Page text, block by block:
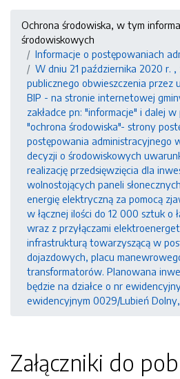
Ochrona środowiska, w tym
środowiskowych
Informacje o postępowaniach
W dniu 21 października 2020 r.
publicznego obwieszczenia przez
BIP - na stronie internetowej
zakładce pn: "informacje" i dalej w
"ochrona środowiska"- strony
postępowania administracyjnego
decyzji o środowiskowych
realizację przedsięwzięcia dla
wolnostojących paneli
energię elektryczną za pomocą
w łącznej ilości do 12 000 sztuk o
wraz z przyłączami
infrastrukturą towarzyszącą w
dojazdowych, placu
transformatorów. Planowana
będzie na działce o nr
ewidencyjnym 0029/Lubień
Załączniki do